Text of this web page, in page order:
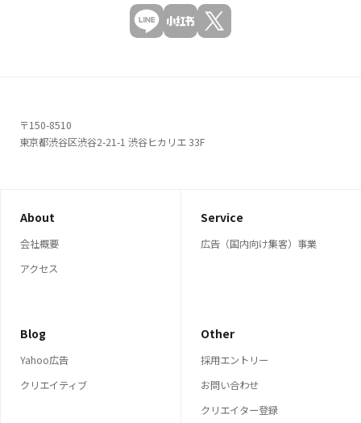
〒150-8510
東京都渋谷区渋谷2-21-1 渋谷ヒカリエ 33F
About
会社概要
アクセス
Service
広告（国内向け集客）事業
Blog
Yahoo広告
クリエイティブ
Other
採用エントリー
お問い合わせ
クリエイター登録